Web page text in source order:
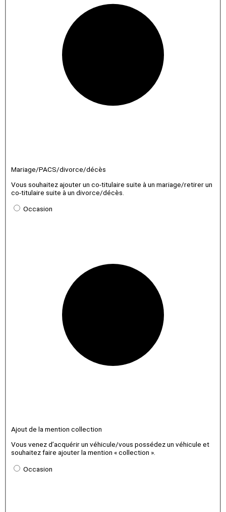
Mariage/PACS/divorce/décès
Vous souhaitez ajouter un co-titulaire suite à un mariage/retirer un
co-titulaire suite à un divorce/décès.
Occasion
Ajout de la mention collection
Vous venez d’acquérir un véhicule/vous possédez un véhicule et
souhaitez faire ajouter la mention « collection ».
Occasion